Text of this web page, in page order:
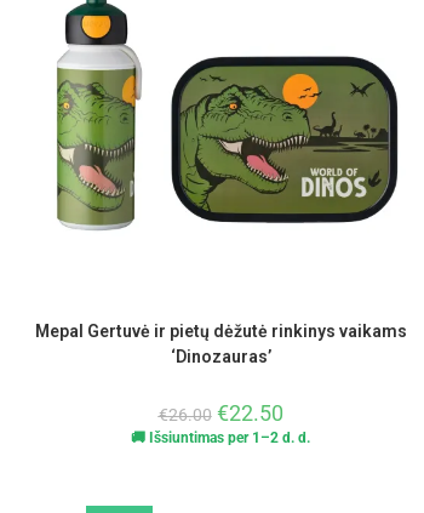
Mepal Gertuvė ir pietų dėžutė rinkinys vaikams
‘Dinozauras’
€26.00 €22.50
🚚 Išsiuntimas per 1–2 d. d.